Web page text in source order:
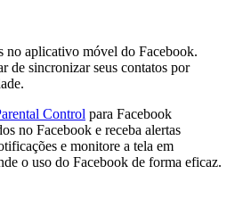
no aplicativo móvel do Facebook.
de sincronizar seus contatos por
Control para Facebook
no Facebook e receba alertas
e monitore a tela em
o uso do Facebook de forma eficaz.